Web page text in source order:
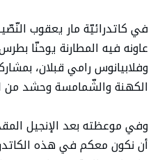
في كاتدرائيّة مار يعقوب
عاونه فيه المطارنة يوحنّا
وفلابيانوس رامي قبلان،
الكهنة والشّمامسة وحشد من
وفي موعظته بعد الإنجيل
أن نكون معكم في هذه